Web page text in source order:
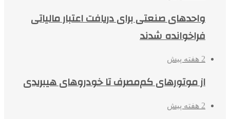
واحدهای صنعتی برای دریافت اعتبار مالیاتی
فراخوانده شدند
2 هفته پیش
از موتورهای کم‌مصرف تا خودروهای هیبریدی
2 هفته پیش